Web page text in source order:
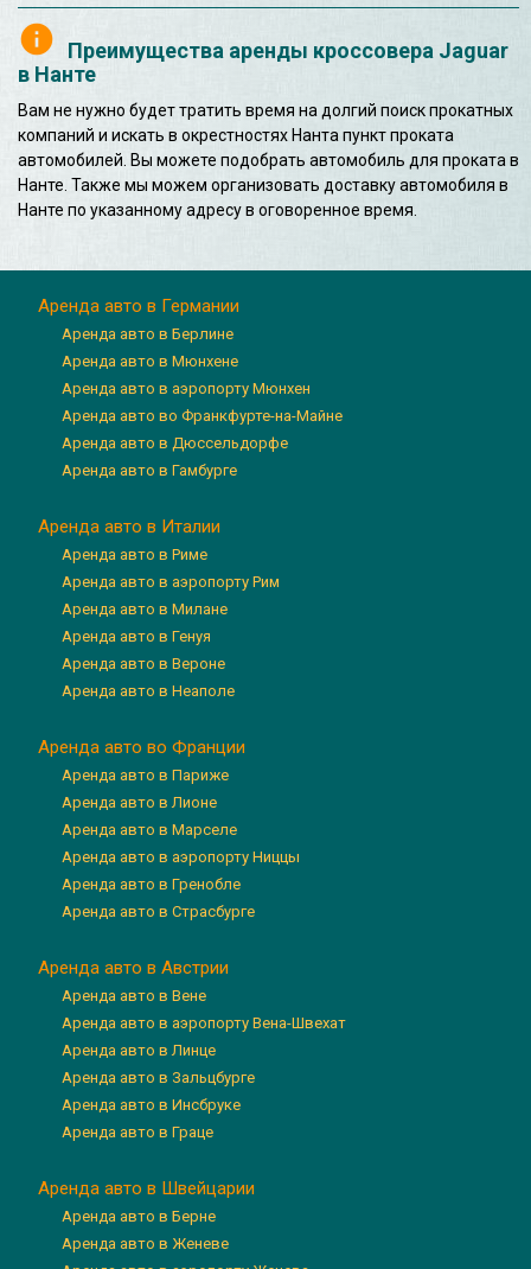
Преимущества аренды кроссовера Jaguar
в Нанте
Вам не нужно будет тратить время на долгий поиск прокатных
компаний и искать в окрестностях Нанта пункт проката
автомобилей. Вы можете подобрать автомобиль для проката в
Нанте. Также мы можем организовать доставку автомобиля в
Нанте по указанному адресу в оговоренное время.
Аренда авто в Германии
Аренда авто в Берлине
Аренда авто в Мюнхене
Аренда авто в аэропорту Мюнхен
Аренда авто во Франкфурте-на-Майне
Аренда авто в Дюссельдорфе
Аренда авто в Гамбурге
Аренда авто в Италии
Аренда авто в Риме
Аренда авто в аэропорту Рим
Аренда авто в Милане
Аренда авто в Генуя
Аренда авто в Вероне
Аренда авто в Неаполе
Аренда авто во Франции
Аренда авто в Париже
Аренда авто в Лионе
Аренда авто в Марселе
Аренда авто в аэропорту Ниццы
Аренда авто в Гренобле
Аренда авто в Страсбурге
Аренда авто в Австрии
Аренда авто в Вене
Аренда авто в аэропорту Вена-Швехат
Аренда авто в Линце
Аренда авто в Зальцбурге
Аренда авто в Инсбруке
Аренда авто в Граце
Аренда авто в Швейцарии
Аренда авто в Берне
Аренда авто в Женеве